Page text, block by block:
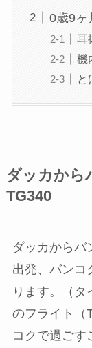
0歳9ヶ
耳
機
と
ダッカから
TG340
ダッカからバ
出発、バンコ
ります。（
のフライト（
コクで過ごす